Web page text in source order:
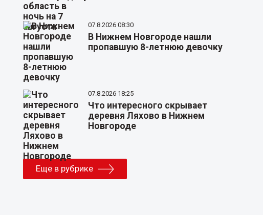
07.8.2026 08:30
В Нижнем Новгороде нашли
пропавшую 8-летнюю девочку
07.8.2026 18:25
Что интересного скрывает
деревня Ляхово в Нижнем
Новгороде
Еще в рубрике